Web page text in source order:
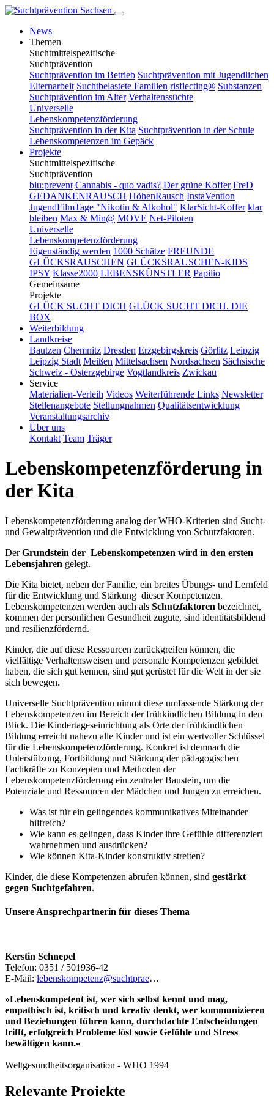
News
Themen
Suchtmittelspezifische
Suchtprävention
Suchtprävention im Betrieb Suchtprävention mit Jugendlichen
Elternarbeit Suchtbelastete Familien risflecting® Substanzen
Suchtprävention im Alter Verhaltenssüchte
Universelle
Lebenskompetenzförderung
Suchtprävention in der Kita Suchtprävention in der Schule
Lebenskompetenzen im Gepäck
Projekte
Suchtmittelspezifische
Suchtprävention
blu:prevent Cannabis - quo vadis? Der grüne Koffer FreD
GEDANKENRAUSCH HöhenRausch InstaVention
JugendFilmTage "Nikotin & Alkohol" KlarSicht-Koffer klar
bleiben Max & Min@ MOVE Net-Piloten
Universelle
Lebenskompetenzförderung
Eigenständig werden 1000 Schätze FREUNDE
GLÜCKSRAUSCHEN GLÜCKSRAUSCHEN-KIDS
IPSY Klasse2000 LEBENSKÜNSTLER Papilio
Gemeinsame
Projekte
GLÜCK SUCHT DICH GLÜCK SUCHT DICH. DIE
BOX
Weiterbildung
Landkreise
Bautzen Chemnitz Dresden Erzgebirgskreis Görlitz Leipzig
Leipzig Stadt Meißen Mittelsachsen Nordsachsen Sächsische
Schweiz - Osterzgebirge Vogtlandkreis Zwickau
Service
Materialien-Verleih Videos Weiterführende Links Newsletter
Stellenangebote Stellungnahmen Qualitätsentwicklung
Veranstaltungsarchiv
Über uns
Kontakt Team Träger
Lebenskompetenzförderung in
der Kita
Lebenskompetenzförderung analog der WHO-Kriterien sind Sucht-
und Gewaltprävention und die Entwicklung von Schutzfaktoren.
DerGrundstein der Lebenskompetenzen wird in den ersten
Lebensjahren gelegt.
Die Kita bietet, neben der Familie, ein breites Übungs- und Lernfeld
für die Entwicklung und Stärkung dieser Kompetenzen.
Lebenskompetenzen werden auch als Schutzfaktoren bezeichnet,
kommen der persönlichen Gesundheit zugute, sind identitätsbildend
und resilienzfördernd.
Kinder, die auf diese Ressourcen zurückgreifen können, die
vielfältige Verhaltensweisen und personale Kompetenzen gebildet
haben, die sich gut kennen, sind gut gerüstet für die Welt in der sie
sich bewegen.
Universelle Suchtprävention nimmt diese umfassende Stärkung der
Lebenskompetenzen im Bereich der frühkindlichen Bildung in den
Blick. Die Kindertageseinrichtung als Orte der frühkindlichen
Bildung erreicht nahezu alle Kinder und ist ein wertvoller Schlüssel
für die Lebenskompetenzförderung. Konkret ist demnach die
Unterstützung, Fortbildung und Stärkung der pädagogischen
Fachkräfte zu Konzepten und Methoden der
Lebenskompetenzförderung ein zentraler Baustein, um die
Potenziale und Ressourcen der Mädchen und Jungen zu erreichen.
Was ist für ein gelingendes kommunikatives Miteinander
hilfreich?
Wie kann es gelingen, dass Kinder ihre Gefühle differenziert
wahrnehmen und ausdrücken?
Wie können Kita-Kinder konstruktiv streiten?
Kinder, die diese Kompetenzen abrufen können, sind gestärkt
gegen Suchtgefahren.
Unsere Ansprechpartnerin für dieses Thema
Kerstin Schnepel
Telefon: 0351 / 501936-42
E-Mail: lebenskompetenz@suchtprae…
»Lebenskompetent ist, wer sich selbst kennt und mag,
empathisch ist, kritisch und kreativ denkt, wer kommunizieren
und Beziehungen führen kann, durchdachte Entscheidungen
trifft, erfolgreich Probleme löst sowie Gefühle und Stress
bewältigen kann.«
Weltgesundheitsorganisation - WHO 1994
Relevante Projekte